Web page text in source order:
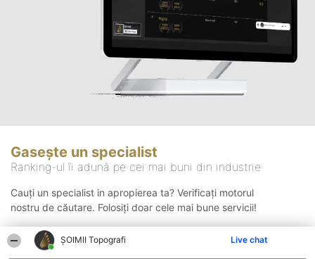
ȘOIMII Topografi Live chat
Gasește un specialist
Ranking-ul îi adună pe cei mai buni din industrie
Cauți un specialist in apropierea ta? Verificați motorul
nostru de căutare. Folosiți doar cele mai bune servicii!